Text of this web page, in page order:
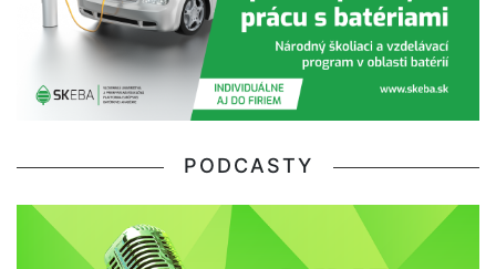
PODCASTY